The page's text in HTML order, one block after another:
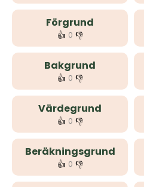
Förgrund
👍 0 👎
Bakgrund
👍 0 👎
Värdegrund
👍 0 👎
Beräkningsgrund
👍 0 👎